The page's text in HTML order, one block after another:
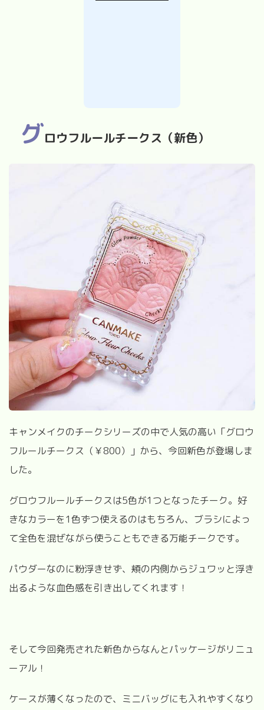
グロウフルールチークス（新色）
キャンメイクのチークシリーズの中で人気の高い「グロウ
フルールチークス（￥800）」から、今回新色が登場しま
した。
グロウフルールチークスは5色が1 つとなったチーク。好
きなカラーを1色ずつ使えるのはもちろん、ブラシによっ
て全色を混ぜながら使うこともできる万能チークです。
パウダーなのに粉浮きせず、頬の内側からジュワッと浮き
出るような血色感を引き出してくれます！
そして今回発売された新色からなんとパッケージがリニュ
ーアル！
ケースが薄くなったので、ミニバッグにも入れやすくなり